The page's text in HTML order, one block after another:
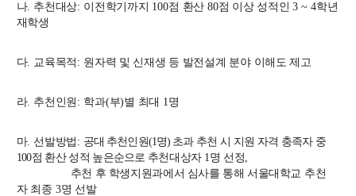
연구소
e-TEC Talks
학부
교과과정
교과목이수규정
나. 추천대상: 이전학기까지 100점 환산 80점 이상 성적인3 ~ 4학년
재학생
다. 교육목적 : 원자력 및 신재생 등 발전설계 분야 이해도 제고
라. 추천인원 : 학과(부)별 최대 1명
마.선발방법 : 공대 추천인원(1명) 초과 추천 시 지원 자격 충족자 중
100점 환산 성적 높은순으로 추천대상자 1명 선정,
추천 후 학생지원과에서 심사를 통해 서울대학교 추천
자 최종 3명 선발